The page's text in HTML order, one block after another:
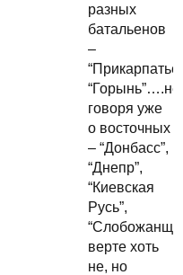
разных
батальенов
–
“Горынь”….не
говоря уже
о восточных
– “Донбасс”,
“Днепр”,
“Киевская
Русь”,
верте хоть
не, но